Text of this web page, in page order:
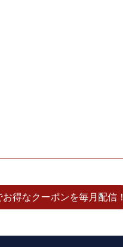
得なクーポンを毎月配信！